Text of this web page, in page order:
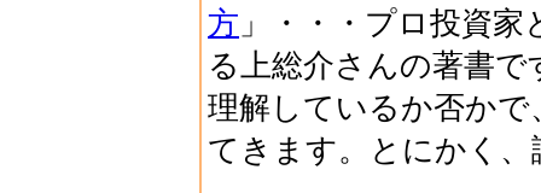
方 」・・・プロ投資
る上総介さんの著書
理解しているか否か
てきます。とにかく